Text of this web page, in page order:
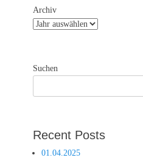
Archiv
Suchen
Recent Posts
01.04.2025